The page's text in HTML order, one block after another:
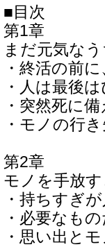
■目次
第1章
まだ元気な
・終活の前
・人は最後
・突然死に備
・モノの行
第2章
モノを手放
・持ちすぎ
・必要なも
・思い出と